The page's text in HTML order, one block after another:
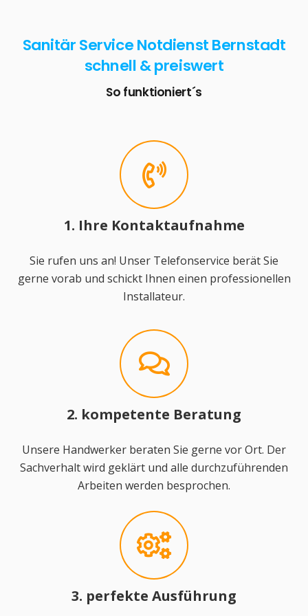
Sanitär Service Notdienst Bernstadt
schnell & preiswert
So funktioniert´s
1. Ihre Kontaktaufnahme
Sie rufen uns an! Unser Telefonservice berät Sie
gerne vorab und schickt Ihnen einen professionellen
Installateur.
2. kompetente Beratung
Unsere Handwerker beraten Sie gerne vor Ort. Der
Sachverhalt wird geklärt und alle durchzuführenden
Arbeiten werden besprochen.
3. perfekte Ausführung